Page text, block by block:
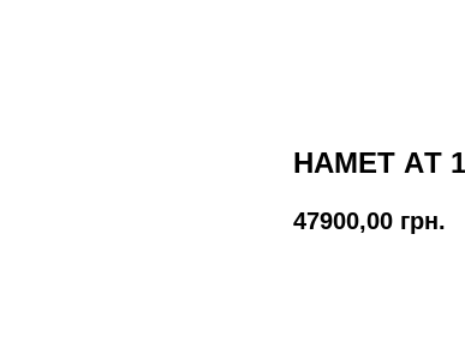
НАМЕТ AТ
47900,00 грн.